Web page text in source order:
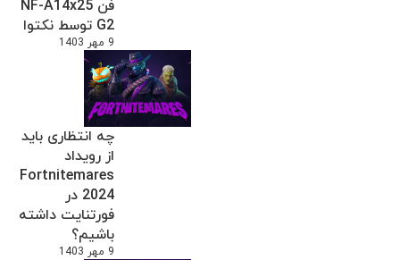
فن NF-A14x25
G2 توسط نکتوا
9 مهر 1403
چه انتظاری باید
از رویداد
Fortnitemares
2024 در
فورتنایت داشته
باشیم؟
9 مهر 1403